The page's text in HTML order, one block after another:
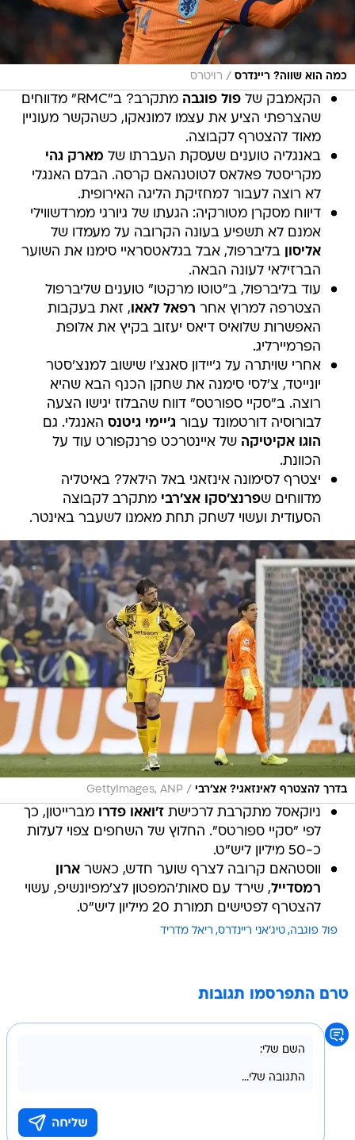
כמה הוא שווה? ריינדרס / רויטרס
הקאמבק שלפול פוגבה
מתקרב? ב"RMC" מדווחים
שהצרפתי הציע את עצמו למונאקו, כשהקשר מעוניין
מאוד להצטרף לקבוצה.
באנגליה טוענים שעסקת העברתו של מארק גהי
מקריסטל פאלאס לטוטנהאם קרסה. הבלם האנגלי
לא רוצה לעבור למחזיקת הליגה האירופית.
דיווח מסקרן מטורקיה: הגעתו של גיורגי ממרדשווילי
אמנם לא תשפיע בעונה הקרובה על מעמדו של
אליסון
בליברפול, אבל בגלאטסראיי סימנו את השוער
הברזילאי לעונה הבאה.
עוד בליברפול, ב"טוטו מרקטו" טוענים שליברפול
הצטרפה למרוץ אחר רפאל לאאו , זאת בעקבות
האפשרות שלואיס דיאס יעזוב בקיץ את אלופת
הפרמיירליג.
אחרי שויתרה על ג'יידון סאנצ'ו שישוב למנצ'סטר
יונייטד, צ'לסי סימנה את שחקן הכנף הבא שהיא
רוצה. ב"סקיי ספורטס" דווח שהבלוז יגישו הצעה
לבורוסיה דורטמונד עבור ג'יימי גיטנס האנגלי. גם
הוגו אקיטיקה של איינטרכט פרנקפורט עוד על
הכוונת.
יצטרף לסימונה אינזאגי באל הילאל? באיטליה
מדווחים שפרנצ'סקו אצ'רבי מתקרב לקבוצה
הסעודית ועשוי לשחק תחת מאמנו לשעבר באינטר.
בדרך להצטרף לאינזאגי? אצ'רבי /
GettyImages, ANP
ניוקאסל מתקרבת לרכישתז'ואאו פדרו מברייטון, כך
לפי "סקיי ספורטס". החלוץ של השחפים צפוי לעלות
כ-50 מיליון ליש"ט.
ווסטהאם קרובה לצרף שוער חדש, כאשרארון
רמסדייל, שירד עם סאות'המפטון לצ'מפיונשיפ, עשוי
להצטרף לפטישים תמורת 20 מיליון ליש"ט.
פול פוגבה טיג'אני ריינדרס ריאל מדריד
טרם התפרסמו תגובות